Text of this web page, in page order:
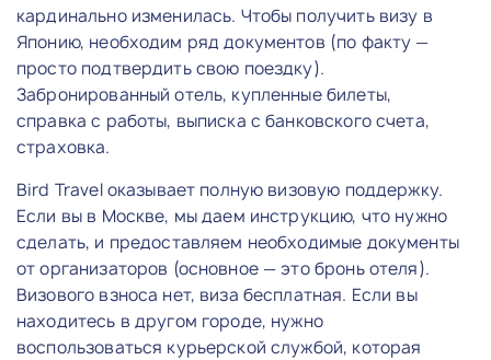
кардинально изменилась. Чтобы получить визу в
Японию, необходим ряд документов (по факту —
просто подтвердить свою поездку).
Забронированный отель, купленные билеты,
справка с работы, выписка с банковского счета,
страховка.
Bird Travel оказывает полную визовую поддержку.
Если вы в Москве, мы даем инструкцию, что нужно
сделать, и предоставляем необходимые документы
от организаторов (основное — это бронь отеля).
Визового взноса нет, виза бесплатная. Если вы
находитесь в другом городе, нужно
воспользоваться курьерской службой, которая